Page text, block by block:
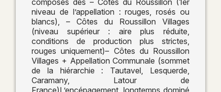
niveau de l’appellation : rouges, rosés ou
blancs), – Côtes du Roussillon Villages
(niveau supérieur : aire plus réduite,
conditions de production plus strictes,
rouges uniquement)– Côtes du Roussillon
Villages + Appellation Communale (sommet
de la hiérarchie : Tautavel, Lesquerde,
Caramany, Latour de
France)L’encépagement, longtemps dominé